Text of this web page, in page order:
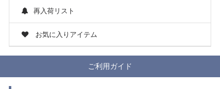
再入荷リスト
お気に入りアイテム
ご利用ガイド